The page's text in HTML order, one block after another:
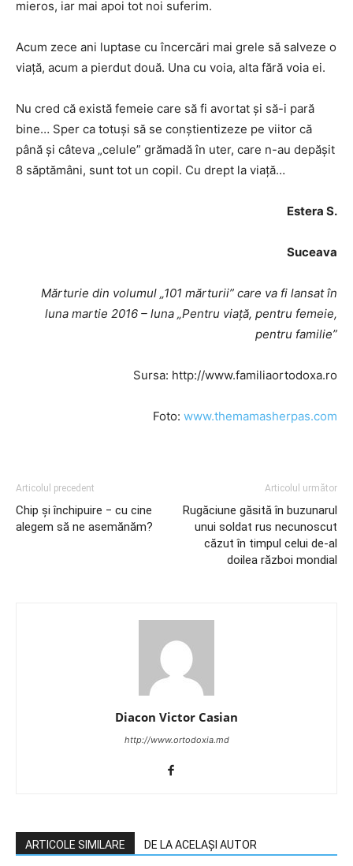
mieros, iar mai apoi tot noi suferim.
Acum zece ani luptase cu încercări mai grele să salveze o
viaţă, acum a pierdut două. Una cu voia, alta fără voia ei.
Nu cred că există femeie care să fi avortat şi să-i pară
bine… Sper ca totuşi să se conştientizeze pe viitor că
până şi câteva „celule” grămadă în uter, care n-au depăşit
8 săptămâni, sunt tot un copil. Cu drept la viață…
Estera S.
Suceava
Mărturie din volumul „101 mărturii” care va fi lansat în
luna martie 2016 – luna „Pentru viață, pentru femeie,
pentru familie”
Sursa: http://www.familiaortodoxa.ro
Foto: www.themamasherpas.com
Articolul precedent
Chip şi închipuire ‒ cu cine
alegem să ne asemănăm?
Articolul următor
Rugăciune găsită în buzunarul
unui soldat rus necunoscut
căzut în timpul celui de-al
doilea război mondial
Diacon Victor Casian
http://www.ortodoxia.md
ARTICOLE SIMILARE DE LA ACELAȘI AUTOR